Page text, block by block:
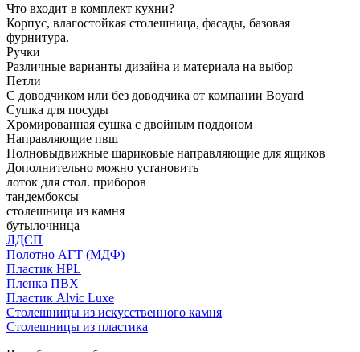
Что входит в комплект кухни?
Корпус, влагостойкая столешница, фасады, базовая
фурнитура.
Ручки
Различные варианты дизайна и материала на выбор
Петли
С доводчиком или без доводчика от компании Boyard
Сушка для посуды
Хромированная сушка с двойным поддоном
Направляющие пвш
Полновыдвижные шариковые направляющие для ящиков
Дополнительно можно установить
лоток для стол. приборов
тандембоксы
столешница из камня
бутылочница
ЛДСП
Полотно АГТ (МДФ)
Пластик HPL
Пленка ПВХ
Пластик Alvic Luxe
Столешницы из искусственного камня
Столешницы из пластика